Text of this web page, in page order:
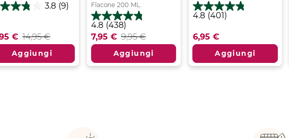
3.8 (9)
€ 14,95 €
Aggiungi
Flacone 200 ML.
4.8 (438)
4.8
su
5
438
recensioni
7,95 € 9,95 €
Aggiungi
4.8 (401)
4.8
5
stelle.
recensioni
6,95 €
Aggiungi